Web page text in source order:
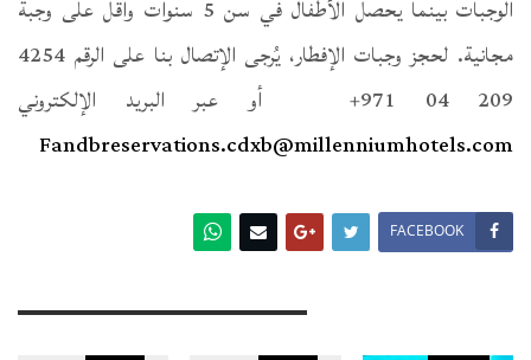
الوجبات بينما يحصل الأطفال في سن 5 سنوات وأقل على وجبة
مجانية. لحجز وجبات الإفطار، يُرجى الإتصال بنا على الرقم 4254
209 04 971+ أو عبر البريد الإلكتروني
Fandbreservations.cdxb@millenniumhotels.com
FACEBOOK